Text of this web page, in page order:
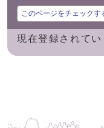
このページをチェックす
現在登録されてい